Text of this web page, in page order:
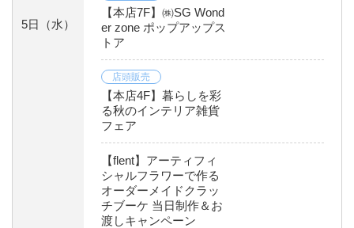
5日 （水）
【本店7F】㈱SG Wond
er zone ポップアップス
トア
店頭販売
【本店4F】暮らしを彩
る秋のインテリア雑貨
フェア
【flent】アーティフィ
シャルフラワーで作る
オーダーメイドクラッ
チブーケ 当日制作＆お
渡しキャンペーン